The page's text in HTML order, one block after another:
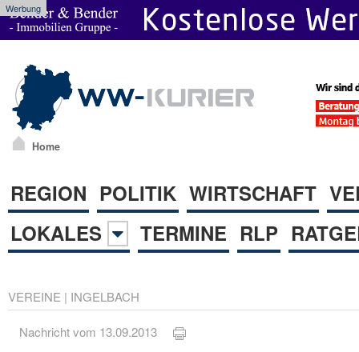
Werbung
Home
REGION POLITIK WIRTSCHAFT
LOKALES
TERMINE RLP
VEREINE | INGELBACH
Nachricht vom 13.09.2013